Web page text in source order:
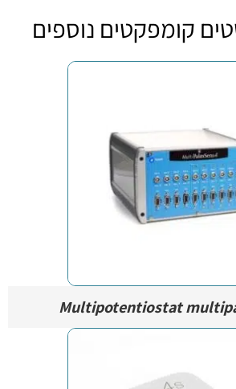
קומפקטים נוספים
Multipotentiostat